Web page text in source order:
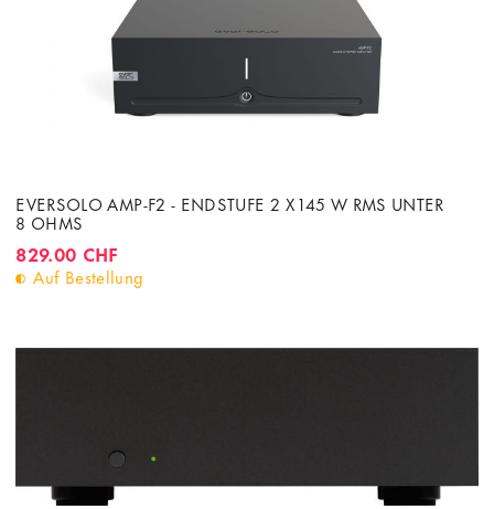
EVERSOLO AMP-F2 - ENDSTUFE 2 X 145 W RMS UNTER
8 OHMS
829.00 CHF
Auf Bestellung